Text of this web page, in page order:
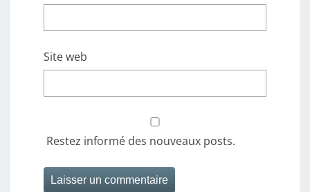
Site web
Restez informé des nouveaux posts.